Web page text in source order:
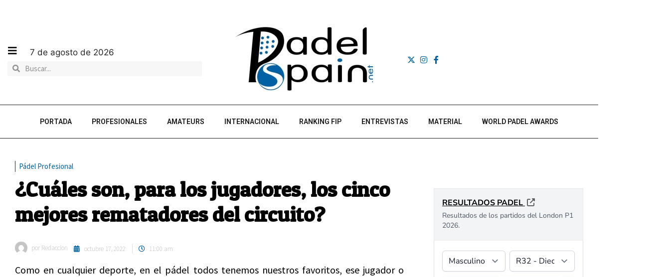
7 de agosto de 2026
PORTADA PROFESIONALES AMATEURS INTERNACIONAL RANKING FIP ENTREVISTAS MATERIAL WORLD PADEL AWARDS
Pádel Profesional
¿Cuáles son, para los jugadores, los cinco
mejores rematadores del circuito?
por Redaccion octubre 17, 2022 11:00 am
Como en cualquier deporte, en el pádel todos tenemos nuestros favoritos, ese jugador o